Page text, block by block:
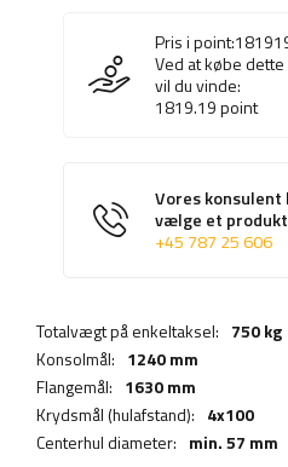
Pris i point:
Ved at købe
vil du vinde:
1819.19point
Vores
vælge et produkt
+45 787 25 606
Totalvægt på enkeltaksel: 750 kg
Konsolmål: 1240 mm
Flangemål: 1630 mm
Krydsmål (hulafstand): 4x100
Centerhul diameter: min. 57 mm